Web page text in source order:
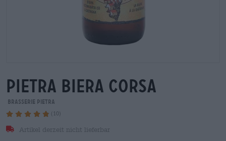
pietra biera corsa
Brasserie Pietra
(10)
Artikel derzeit nicht lieferbar